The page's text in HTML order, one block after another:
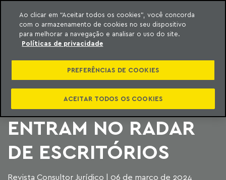
o conteúdo
Machado Meyer
FUSÕES E
AQUISIÇÕES
EMPRESARIAIS
ENTRAM NO RADAR
DE ESCRITÓRIOS
Revista Consultor Jurídico | 06 de março de 2024
Ao clicar em “Aceitar todos os cookies”, você concorda
com o armazenamento de cookies no seu dispositivo
para melhorar a navegação e analisar o uso do site.
Políticas de privacidade
PREFERÊNCIAS DE COOKIES
ACEITAR TODOS OS COOKIES